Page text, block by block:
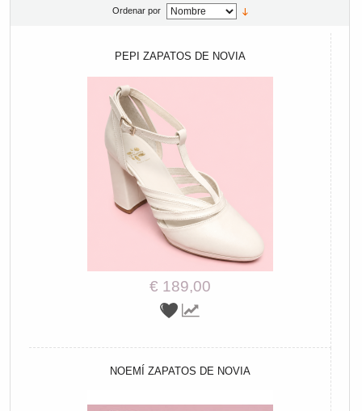
Ordenar por
PEPI ZAPATOS DE NOVIA
€ 189,00
NOEMÍ ZAPATOS DE NOVIA